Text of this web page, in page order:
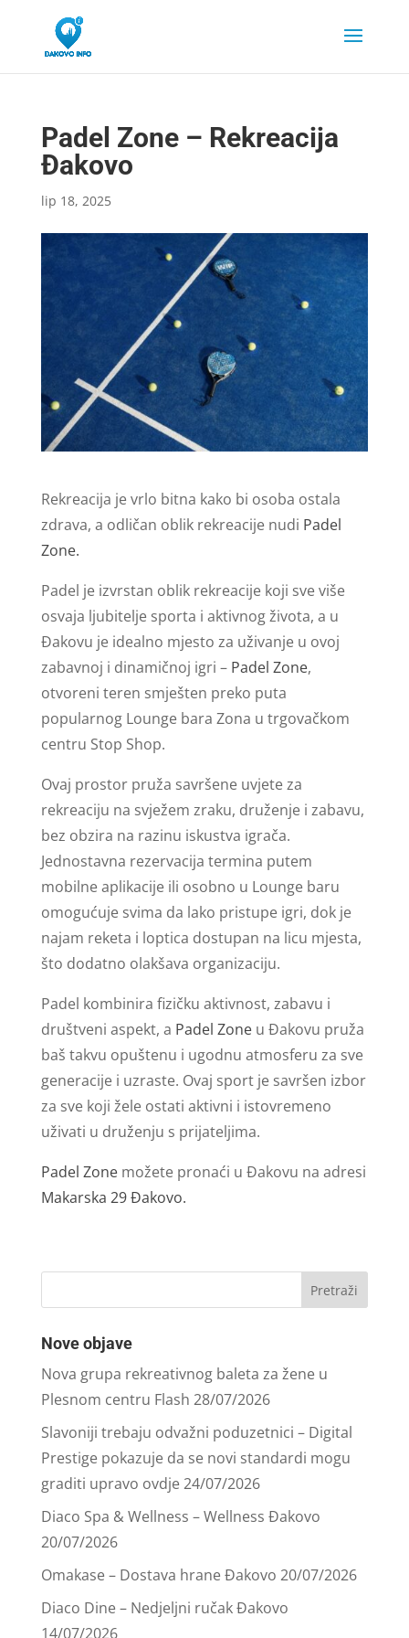
Padel Zone – Rekreacija
Đakovo
lip 18, 2025
Rekreacija je vrlo bitna kako bi osoba ostala
zdrava, a odličan oblik rekreacije nudi Padel
Zone.
Padel je izvrstan oblik rekreacije koji sve više
osvaja ljubitelje sporta i aktivnog života, a u
Đakovu je idealno mjesto za uživanje u ovoj
zabavnoj i dinamičnoj igri – Padel Zone,
otvoreni teren smješten preko puta
popularnog Lounge bara Zona u trgovačkom
centru Stop Shop.
Ovaj prostor pruža savršene uvjete za
rekreaciju na svježem zraku, druženje i zabavu,
bez obzira na razinu iskustva igrača.
Jednostavna rezervacija termina putem
mobilne aplikacije ili osobno u Lounge baru
omogućuje svima da lako pristupe igri, dok je
najam reketa i loptica dostupan na licu mjesta,
što dodatno olakšava organizaciju.
Padel kombinira fizičku aktivnost, zabavu i
društveni aspekt, a Padel Zoneu Đakovu pruža
baš takvu opuštenu i ugodnu atmosferu za sve
generacije i uzraste. Ovaj sport je savršen izbor
za sve koji žele ostati aktivni i istovremeno
uživati u druženju s prijateljima.
Padel Zonemožete pronaći u Đakovu na adresi
Makarska 29 Đakovo.
Nove objave
Nova grupa rekreativnog baleta za žene u
Plesnom centru Flash 28/07/2026
Slavoniji trebaju odvažni poduzetnici – Digital
Prestige pokazuje da se novi standardi mogu
graditi upravo ovdje24/07/2026
Diaco Spa & Wellness – Wellness Đakovo
20/07/2026
Omakase – Dostava hrane Đakovo 20/07/2026
Diaco Dine – Nedjeljni ručak Đakovo
14/07/2026